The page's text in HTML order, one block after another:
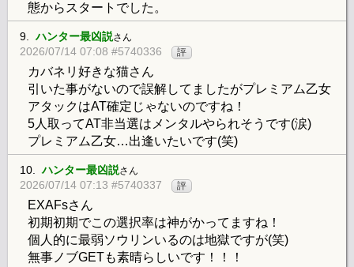
態からスタートでした。
9.ハンター最凶説さん
2026/07/14 07:08 #5740336 評
カバネリ好きな猫さん
引いた事がないので誤解してましたがプレミアム乙女
アタックはAT確定じゃないのですね！
5人取ってAT非当選はメンタルやられそうです(涙)
プレミアム乙女…出逢いたいです(笑)
10.ハンター最凶説さん
2026/07/14 07:13 #5740337 評
EXAFsさん
初期初期でこの選択率は神がかってますね！
個人的に最弱ソウリンいるのは地獄ですが(笑)
無事ノブGETも素晴らしいです！！！